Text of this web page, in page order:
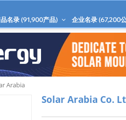
名录 (91,900产品) 企业名录 (67,200
Arabia
Solar Arabia Co.